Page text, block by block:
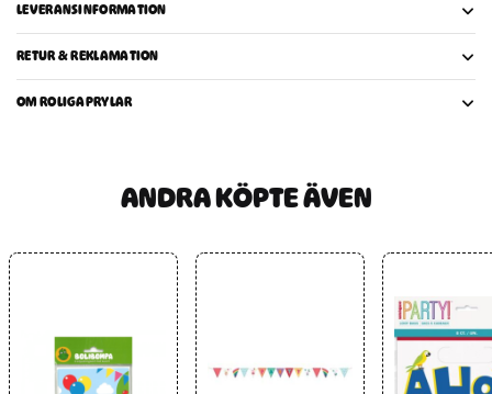
LEVERANSINFORMATION
RETUR & REKLAMATION
OM ROLIGAPRYLAR
ANDRA KÖPTE ÄVEN